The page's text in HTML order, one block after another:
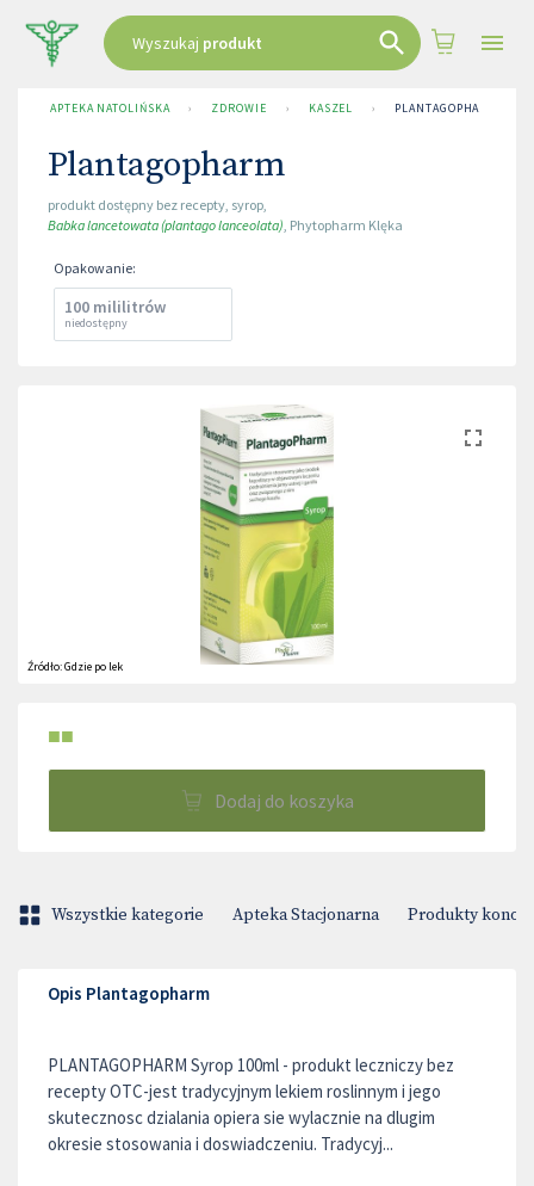
Wyszukaj produkt
APTEKA NATOLIŃSKA › ZDROWIE › KASZEL › PLANTAGOPHARM
Plantagopharm
produkt dostępny bez recepty, syrop,
Babka lancetowata (plantago lanceolata), Phytopharm Klęka
Opakowanie:
100 mililitrów
niedostępny
Źródło:Gdzie po lek
■■
Dodaj do koszyka
Wszystkie kategorie Apteka Stacjonarna Produkty
Opis Plantagopharm
PLANTAGOPHARM Syrop 100ml - produkt leczniczy bez
recepty OTC-jest tradycyjnym lekiem roslinnym i jego
skutecznosc dzialania opiera sie wylacznie na dlugim
okresie stosowania i doswiadczeniu. Tradycyj...